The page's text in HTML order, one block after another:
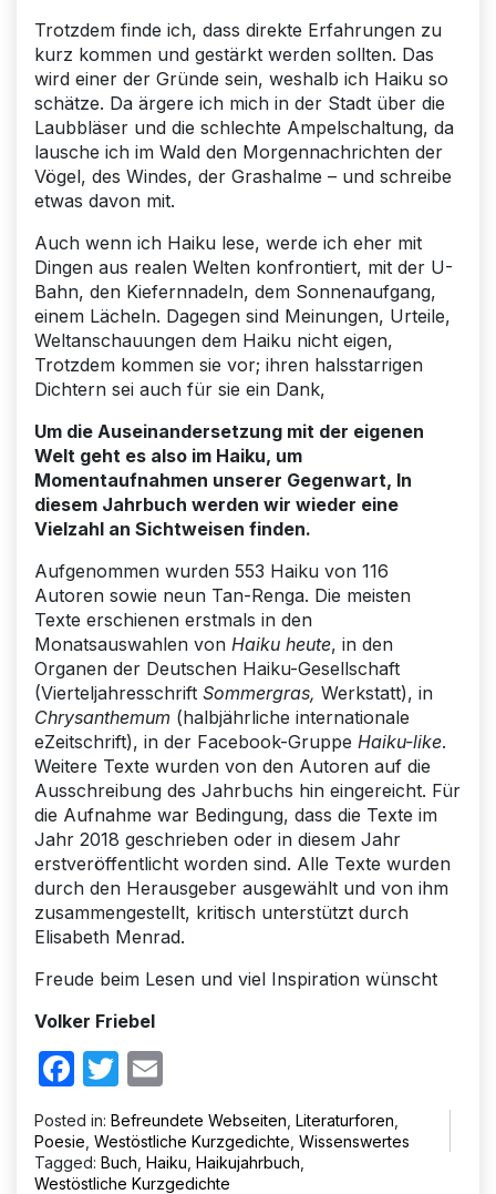
Trotzdem finde ich, dass direkte Erfahrungen zu
kurz kommen und gestärkt werden sollten. Das
wird einer der Gründe sein, weshalb ich Haiku so
schätze. Da ärgere ich mich in der Stadt über die
Laubbläser und die schlechte Ampelschaltung, da
lausche ich im Wald den Morgennachrichten der
Vögel, des Windes, der Grashalme – und schreibe
etwas davon mit.
Auch wenn ich Haiku lese, werde ich eher mit
Dingen aus realen Welten konfrontiert, mit der U-
Bahn, den Kiefernnadeln, dem Sonnenaufgang,
einem Lächeln. Dagegen sind Meinungen, Urteile,
Weltanschauungen dem Haiku nicht eigen,
Trotzdem kommen sie vor; ihren halsstarrigen
Dichtern sei auch für sie ein Dank,
Um die Auseinandersetzung mit der eigenen
Welt geht es also im Haiku, um
Momentaufnahmen unserer Gegenwart, In
diesem Jahrbuch werden wir wieder eine
Vielzahl an Sichtweisen finden.
Aufgenommen wurden 553 Haiku von 116
Autoren sowie neun Tan-Renga. Die meisten
Texte erschienen erstmals in den
Monatsauswahlen von Haiku heute, in den
Organen der Deutschen Haiku-Gesellschaft
(Vierteljahresschrift Sommergras, Werkstatt), in
Chrysanthemum (halbjährliche internationale
eZeitschrift), in der Facebook-Gruppe Haiku-like.
Weitere Texte wurden von den Autoren auf die
Ausschreibung des Jahrbuchs hin eingereicht. Für
die Aufnahme war Bedingung, dass die Texte im
Jahr 2018 geschrieben oder in diesem Jahr
erstveröffentlicht worden sind. Alle Texte wurden
durch den Herausgeber ausgewählt und von ihm
zusammengestellt, kritisch unterstützt durch
Elisabeth Menrad.
Freude beim Lesen und viel Inspiration wünscht
Volker Friebel
Facebook
Twitter
Posted in: Befreundete Webseiten Literaturforen
Poesie Westöstliche Kurzgedichte Wissenswertes
Tagged: Buch Haiku Haikujahrbuch
Westöstliche Kurzgedichte